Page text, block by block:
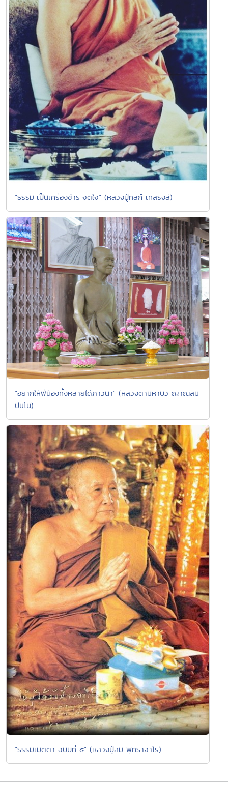
"ธรรมะเป็นเครื่องชำระจิตใจ" (หลวงปู่ทสก์ เทสรังสี)
"อยากให้พี่น้องทั้งหลายได้ภาวนา" (หลวงตามหาบัว ญาณสัม
ปันโน)
"ธรรมเมตตา ฉบับที่ ๕" (หลวงปู่สิม พุทธาจาโร)